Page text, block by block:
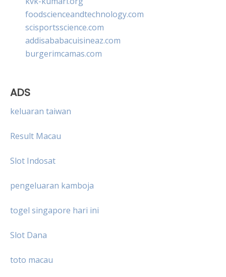
foodscienceandtechnology.com
scisportsscience.com
addisababacuisineaz.com
burgerimcamas.com
ADS
keluaran taiwan
Result Macau
Slot Indosat
pengeluaran kamboja
togel singapore hari ini
Slot Dana
toto macau